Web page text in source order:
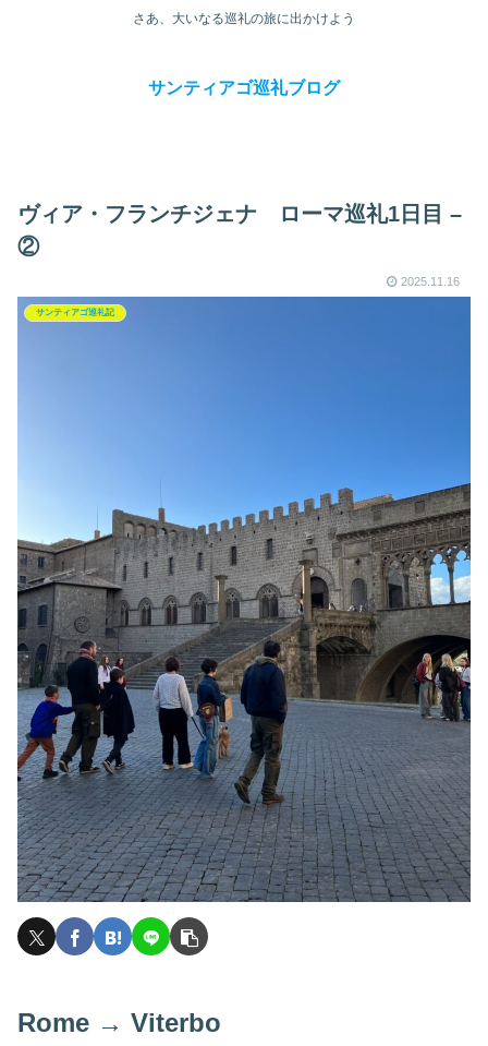
さあ、大いなる巡礼の旅に出かけよう
サンティアゴ巡礼ブログ
ヴィア・フランチジェナ ローマ巡礼1日目 –
②
2025.11.16
サンティアゴ巡礼記
Rome → Viterbo